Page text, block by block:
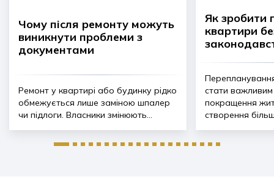
Чому після ремонту можуть
виникнути проблеми з
документами
Ремонт у квартирі або будинку рідко
обмежується лише заміною шпалер
чи підлоги. Власники змінюють...
Як зробити
квартири
стати
покращення
створення